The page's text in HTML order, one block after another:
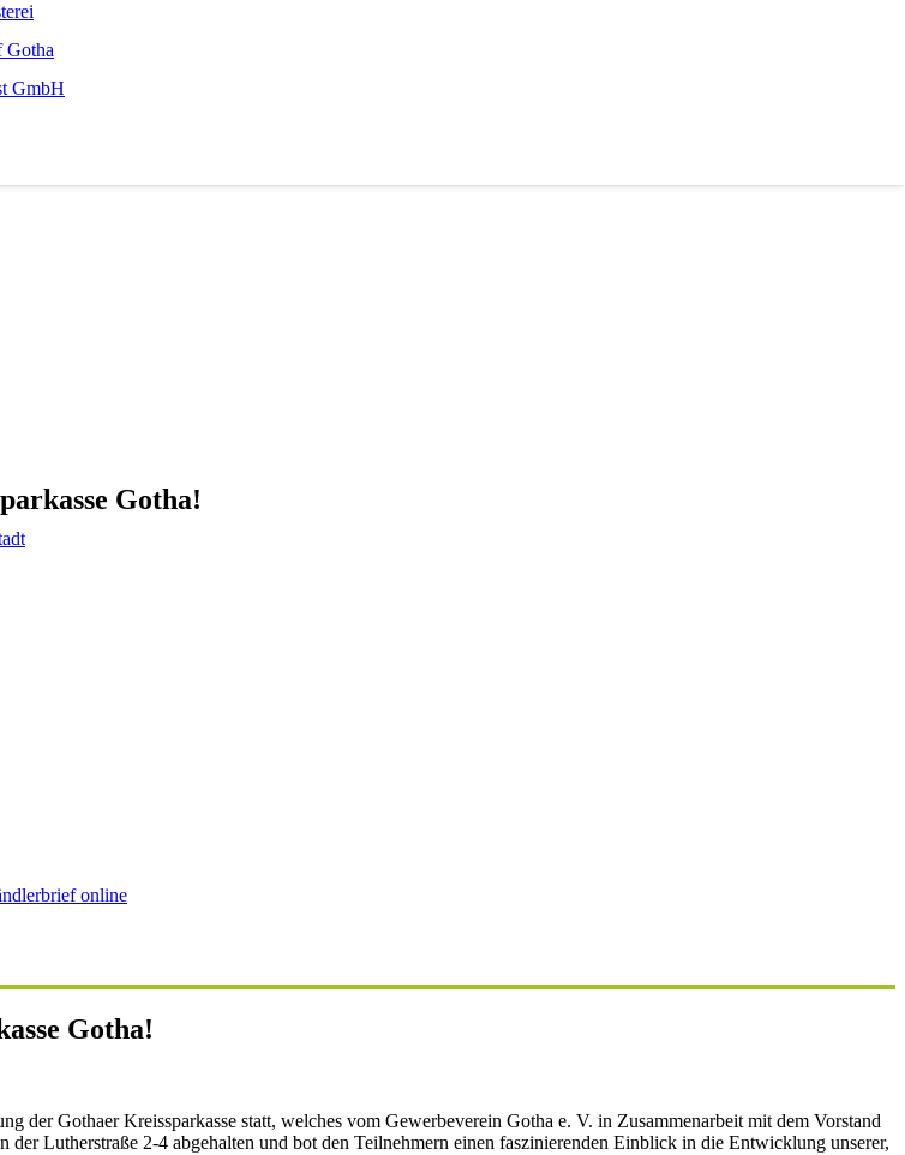
Gotha
GmbH
online
Gotha!
Gotha!
der Gothaer Kreissparkasse statt, welches vom Gewerbeverein Gotha e. V. in Zusammenarbeit mit dem Vorstand
Lutherstraße 2-4 abgehalten und bot den Teilnehmern einen faszinierenden Einblick in die Entwicklung unserer,